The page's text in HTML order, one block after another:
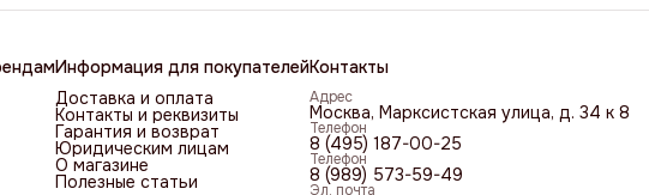
Информация для покупателей
Доставка и оплата
Контакты и реквизиты
Гарантия и возврат
Юридическим лицам
О магазине
Полезные статьи
Контакты
Адрес
Москва, Марксистская улица, д. 34 к 8
Телефон
8 (495) 187-00-25
Телефон
8 (989) 573-59-49
Эл. почта